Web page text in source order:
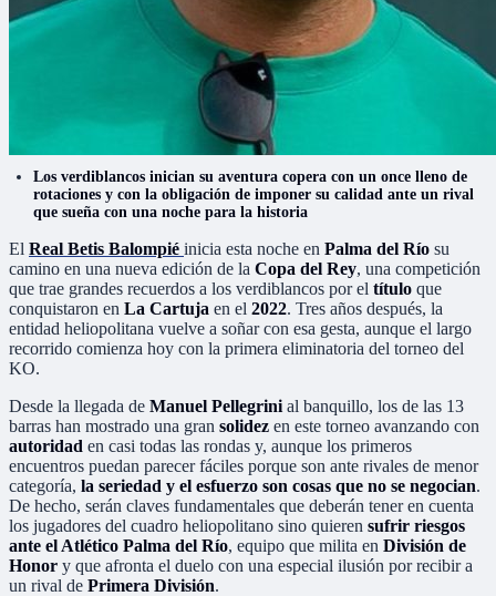
Los verdiblancos inician su aventura copera con un once lleno de
rotaciones y con la obligación de imponer su calidad ante un rival
que sueña con una noche para la historia
El Real Betis Balompié inicia esta noche en Palma del Río su
camino en una nueva edición de la Copa del Rey, una competición
que trae grandes recuerdos a los verdiblancos por el título que
conquistaron en La Cartuja en el 2022. Tres años después, la
entidad heliopolitana vuelve a soñar con esa gesta, aunque el largo
recorrido comienza hoy con la primera eliminatoria del torneo del
KO.
Desde la llegada de Manuel Pellegrini al banquillo, los de las 13
barras han mostrado una gran solidez en este torneo avanzando con
autoridad en casi todas las rondas y, aunque los primeros
encuentros puedan parecer fáciles porque son ante rivales de menor
categoría, la seriedad y el esfuerzo son cosas que no se negocian.
De hecho, serán claves fundamentales que deberán tener en cuenta
los jugadores del cuadro heliopolitano sino quieren sufrir riesgos
ante el Atlético Palma del Río, equipo que milita en División de
Honor y que afronta el duelo con una especial ilusión por recibir a
un rival de Primera División.